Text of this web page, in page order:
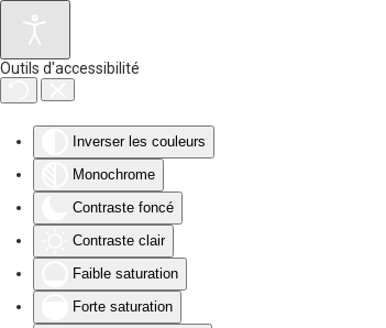
Outils d'accessibilité
Inverser les couleurs
Monochrome
Contraste foncé
Contraste clair
Faible saturation
Forte saturation
Accéder au contenu principal